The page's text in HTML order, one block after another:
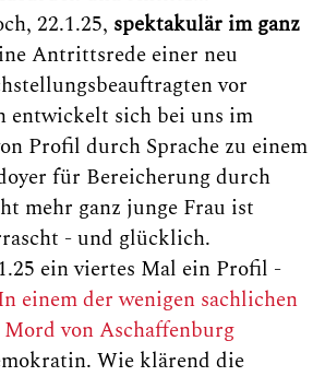
22.1.25, spektakulär im ganz
Antrittsrede einer neu
vor
entwickelt sich bei uns im
Profil durch Sprache zu einem
für Bereicherung durch
mehr ganz junge Frau ist
- und glücklich.
ein viertes Mal ein Profil -
einem der wenigen sachlichen
von Aschaffenburg
Wie klärend die